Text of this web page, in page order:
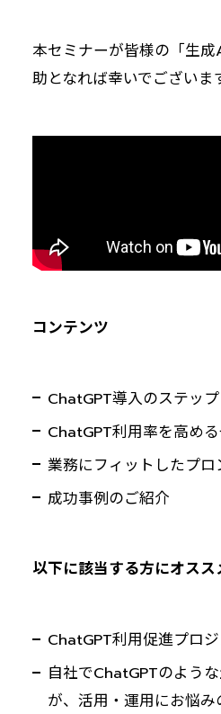
本セミナーが皆様の「生
助となれば幸いでございま
コンテンツ
ChatGPT導入のステップ
ChatGPT利用率を高め
業務にフィットしたプロ
成功事例のご紹介
以下に該当する方にオスス
ChatGPT利用促進プロ
自社でChatGPTのよう
が、活用・運用にお悩み